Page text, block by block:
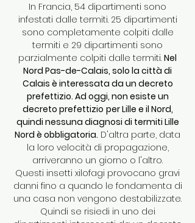
In Francia, 54 dipartimenti sono
infestati dalle termiti. 25 dipartimenti
sono completamente colpiti dalle
termiti e 29 dipartimenti sono
parzialmente colpiti dalle termiti. Nel
Nord Pas-de-Calais, solo la città di
Calais è interessata da un decreto
prefettizio. Ad oggi, non esiste un
decreto prefettizio per Lille e il Nord,
quindi nessuna diagnosi di termiti Lille
Nord è obbligatoria. D'altra parte, data
la loro velocità di propagazione,
arriveranno un giorno o l'altro.
Questi insetti xilofagi provocano gravi
danni fino a quando le fondamenta di
una casa non vengono destabilizzate.
Quindi se risiedi in uno dei